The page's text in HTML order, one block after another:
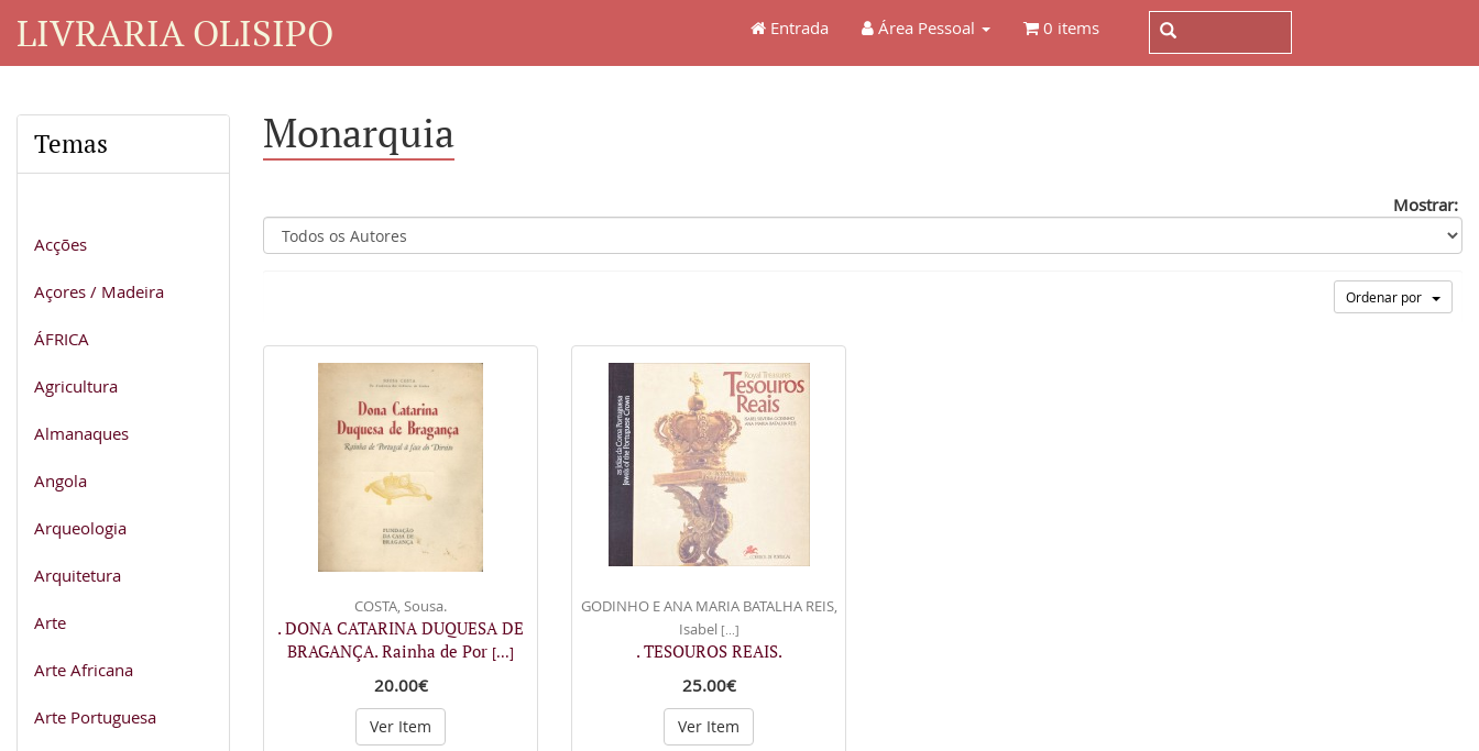
LIVRARIA OLISIPO Entrada Área Pessoal 0 items
Temas
Acções
Açores / Madeira
ÁFRICA
Agricultura
Almanaques
Angola
Arqueologia
Arquitetura
Arte
Arte Africana
Arte Portuguesa
Monarquia
Mostrar:
Ordenar por
COSTA, Sousa.
. DONA CATARINA DUQUESA DE
BRAGANÇA. Rainha de Por [...]
20.00€
Ver Item
GODINHO E ANA MARIA BATALHA REIS,
Isabel [...]
. TESOUROS REAIS.
25.00€
Ver Item